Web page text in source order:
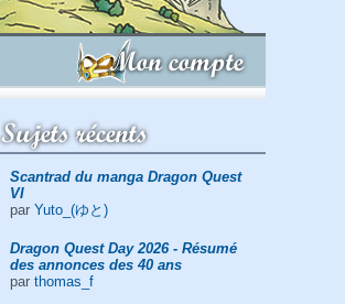
Mon compte
Sujets récents
Scantrad du manga Dragon Quest
VI
par Yuto_(ゆと)
Dragon Quest Day 2026 - Résumé
des annonces des 40 ans
par thomas_f